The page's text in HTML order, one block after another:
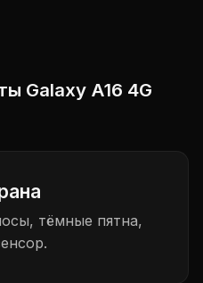
Galaxy A16 4G
тёмные пятна,